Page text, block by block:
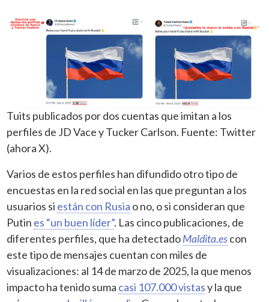
Tuits publicados por dos cuentas que imitan a los
perfiles de JD Vace y Tucker Carlson. Fuente: Twitter
(ahora X).
Varios de estos perfiles han difundido otro tipo de
encuestas en la red social en las que preguntan a los
usuarios si están con Rusia o no, o si consideran que
Putin es “un buen líder”. Las cinco publicaciones, de
diferentes perfiles, que ha detectadoMaldita.escon
este tipo de mensajes cuentan con miles de
visualizaciones: al 14 de marzo de 2025, la que menos
impacto ha tenido suma casi 107.000 vistasy la que